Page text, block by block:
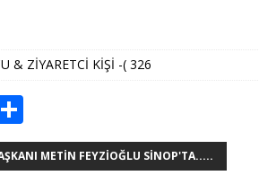
& ZİYARETCİ KİŞİ -( 326
h
arMETIN FEYZIOĞLU SINOP'TA.....